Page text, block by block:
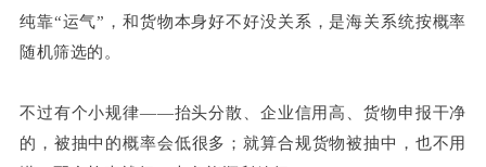
纯靠“运气”，和货物本身好不好没关系，是海关系统按概率
随机筛选的。
不过有个小规律——抬头分散、企业信用高、货物申报干净
的，被抽中的概率会低很多；就算合规货物被抽中，也不用